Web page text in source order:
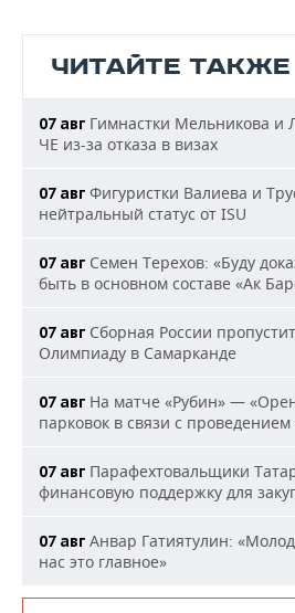
ЧИТАЙТЕ ТАКЖЕ
07 авг Гимнастки Мельникова и
ЧЕ из-за отказа в визах
07 авг Фигуристки Валиева и
нейтральный статус от ISU
07 авг Семен Терехов: «Буду
быть в основном составе «Ак
07 авг Сборная России
Олимпиаду в Самарканде
07 авг На матче «Рубин» —
парковок в связи с
07 авг Парафехтовальщики
финансовую поддержку для
07 авг Анвар Гатиятулин:
нас это главное»